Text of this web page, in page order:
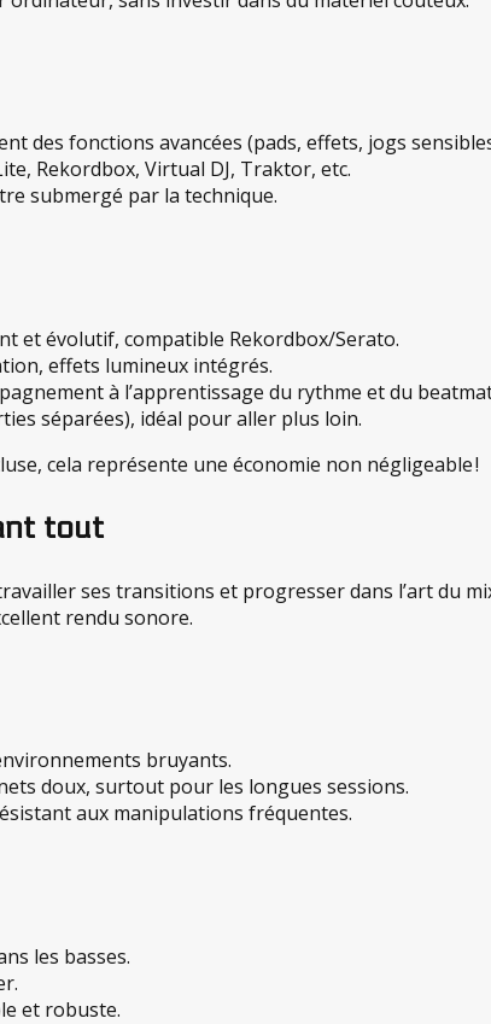
des fonctions avancées (pads, effets, jogs
Rekordbox, Virtual DJ, Traktor, etc.
submergé par la technique.
et évolutif, compatible Rekordbox/Serato.
effets lumineux intégrés.
à l’apprentissage du rythme et du
séparées), idéal pour aller plus loin.
cela représente une économie non négligeable !
tout
ses transitions et progresser dans l’art du
rendu sonore.
bruyants.
doux, surtout pour les longues sessions.
aux manipulations fréquentes.
les basses.
et robuste.